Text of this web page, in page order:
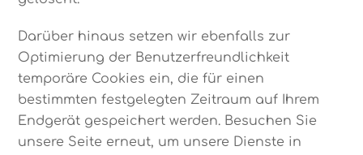
Darüber hinaus setzen wir ebenfalls zur
Optimierung der Benutzerfreundlichkeit
temporäre Cookies ein, die für einen
bestimmten festgelegten Zeitraum auf Ihrem
Endgerät gespeichert werden. Besuchen Sie
unsere Seite erneut, um unsere Dienste in